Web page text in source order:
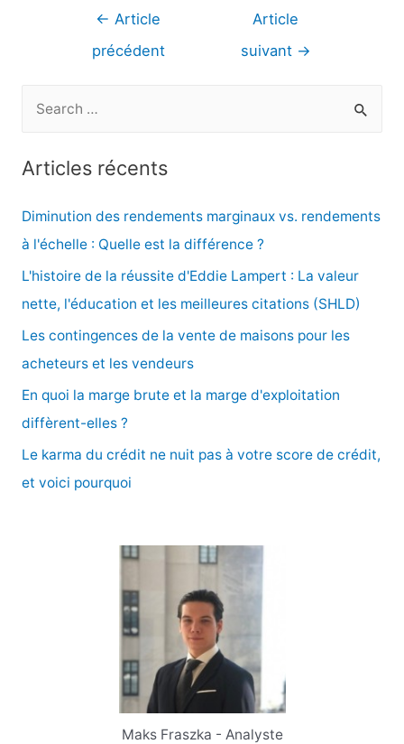
Navigation
l’article
← Article
précédent
Article
suivant →
e
r
c
:
Articles récents
Diminution des rendements marginaux vs. rendements
à l'échelle : Quelle est la différence ?
L'histoire de la réussite d'Eddie Lampert : La valeur
nette, l'éducation et les meilleures citations (SHLD)
Les contingences de la vente de maisons pour les
acheteurs et les vendeurs
En quoi la marge brute et la marge d'exploitation
diffèrent-elles ?
Le karma du crédit ne nuit pas à votre score de crédit,
et voici pourquoi
Maks Fraszka - Analyste